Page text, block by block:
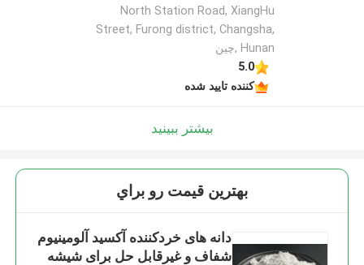
North Station Road, XiangHu
Street, Furong district, Changsha,
Hunan ,چین
5.0
کننده تایید شده
بیشتر ببینید
بهترين قيمت رو براي
دانه های خردکننده آکسید آلومینیوم
شفاف و غیرقابل حل برای شیشه